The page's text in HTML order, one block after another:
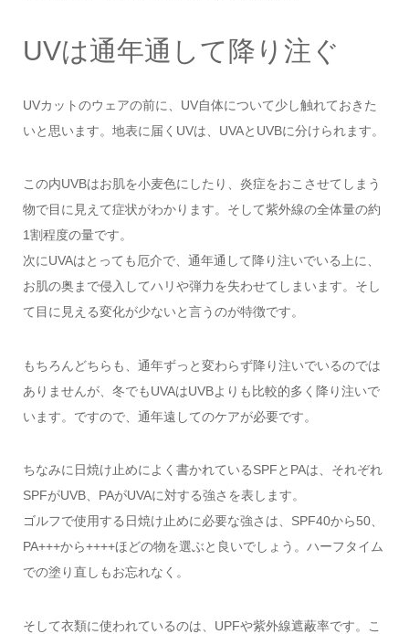
UVは通年通して降り注ぐ
UVカットのウェアの前に、UV自体について少し触れておきた
いと思います。地表に届くUVは、UVAとUVBに分けられます。
この内UVBはお肌を小麦色にしたり、炎症をおこさせてしまう
物で目に見えて症状がわかります。そして紫外線の全体量の約
1割程度の量です。
次にUVAはとっても厄介で、通年通して降り注いでいる上に、
お肌の奥まで侵入してハリや弾力を失わせてしまいます。そし
て目に見える変化が少ないと言うのが特徴です。
もちろんどちらも、通年ずっと変わらず降り注いでいるのでは
ありませんが、冬でもUVAはUVBよりも比較的多く降り注いで
います。ですので、通年遠してのケアが必要です。
ちなみに日焼け止めによく書かれているSPFとPAは、それぞれ
SPFがUVB、PAがUVAに対する強さを表します。
ゴルフで使用する日焼け止めに必要な強さは、SPF40から50、
PA+++から++++ほどの物を選ぶと良いでしょう。ハーフタイム
での塗り直しもお忘れなく。
そして衣類に使われているのは、UPFや紫外線遮蔽率です。こ